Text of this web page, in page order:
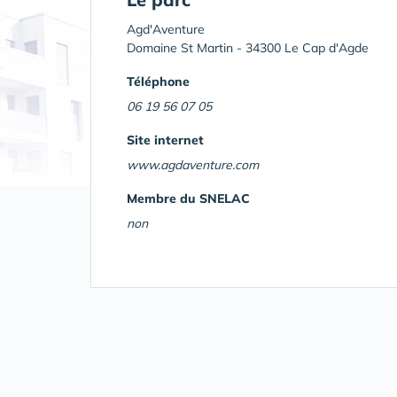
Agd'Aventure
Domaine St Martin - 34300 Le Cap d'Agde
Téléphone
06 19 56 07 05
Site internet
www.agdaventure.com
Membre du SNELAC
non